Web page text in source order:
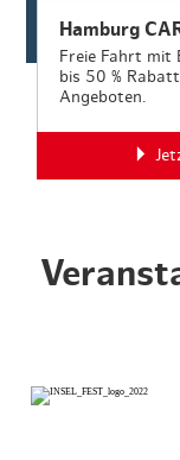
Hamburg
Freie Fahrt mit
bis 50 %
Angeboten.